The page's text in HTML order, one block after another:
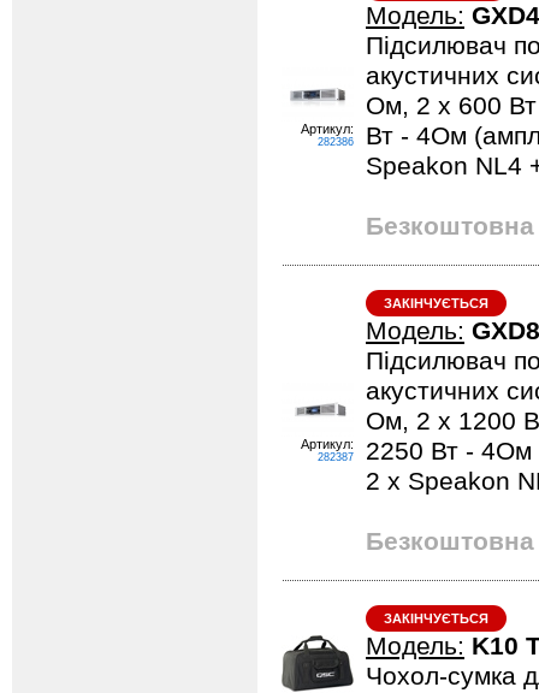
Артикул:
282386
Модель: GXD4
Підсилювач
акустичних
Ом, 2 х 600
Вт - 4Ом
Speakon NL4
Безкоштовна
Артикул:
282387
ЗАКІНЧУЄТЬСЯ
Модель: GXD8
Підсилювач
акустичних
Ом, 2 х 1200
2250 Вт - 4Ом
2 х Speakon
Безкоштовна
ЗАКІНЧУЄТЬСЯ
Модель: K10
Чохол-сумка